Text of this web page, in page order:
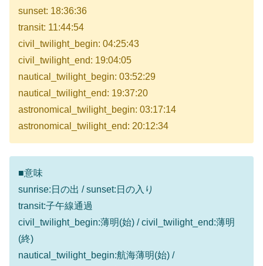
sunset: 18:36:36
transit: 11:44:54
civil_twilight_begin: 04:25:43
civil_twilight_end: 19:04:05
nautical_twilight_begin: 03:52:29
nautical_twilight_end: 19:37:20
astronomical_twilight_begin: 03:17:14
astronomical_twilight_end: 20:12:34
■意味
sunrise:日の出 / sunset:日の入り
transit:子午線通過
civil_twilight_begin:薄明(始) / civil_twilight_end:薄明
(終)
nautical_twilight_begin:航海薄明(始) /